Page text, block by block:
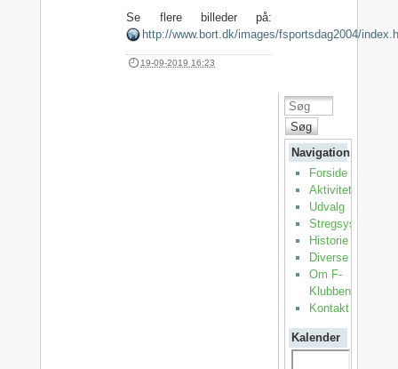
Se flere billeder på:
http://www.bort.dk/images/fsportsdag2004/
19-09-2019 16:23
Søg
Navigation
Forside
Aktiviteter
Udvalg
Stregsystemet
Historie
Diverse
Om F-
Klubben
Kontakt
Kalender